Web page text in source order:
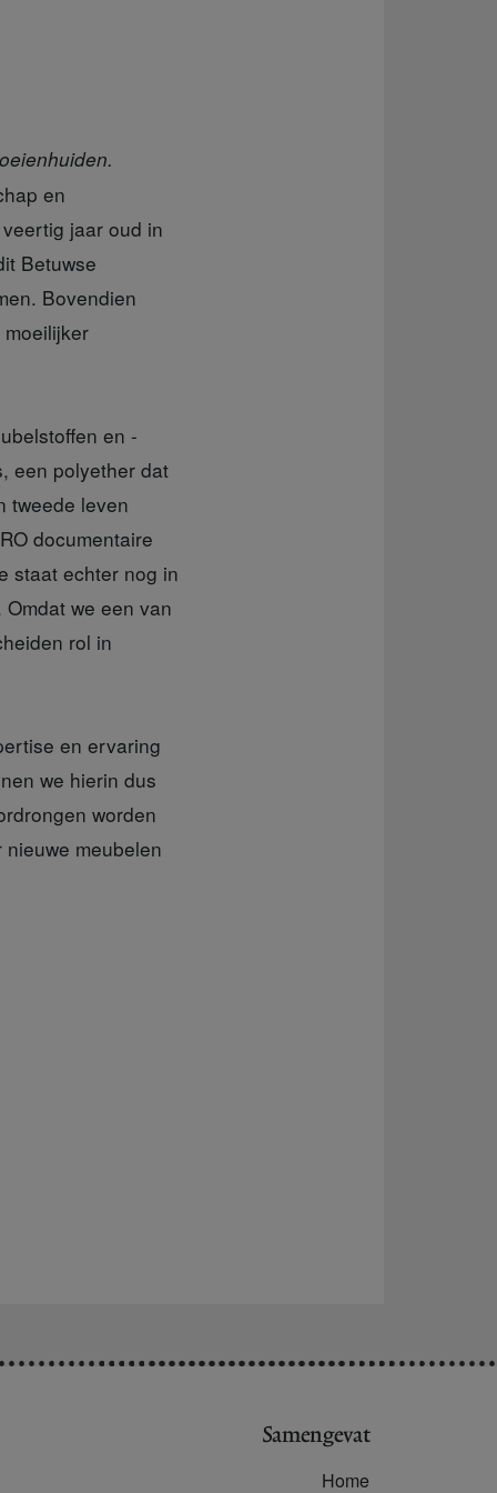
en
jaar oud in
Betuwse
Bovendien
en -
een polyether dat
tweede leven
documentaire
staat echter nog in
we een van
rol in
en ervaring
we hierin dus
worden
meubelen
Samengevat
Home